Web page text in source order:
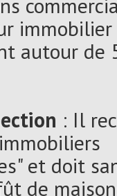
immobilier
autour de
: Il
et doit
de